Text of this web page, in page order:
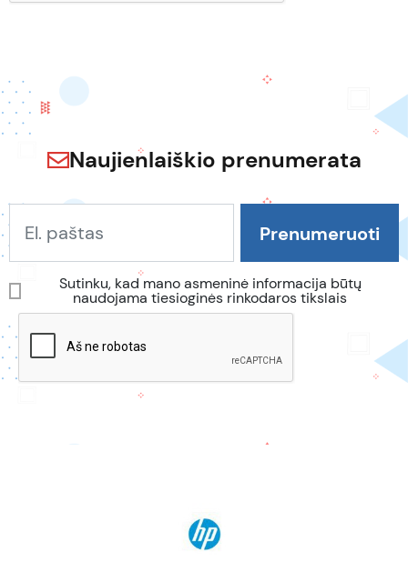
Naujienlaiškio prenumerata
Sutinku, kad mano asmeninė informacija būtų
naudojama tiesioginės rinkodaros tikslais